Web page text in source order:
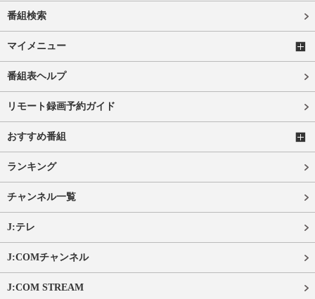
番組検索
マイメニュー
番組表ヘルプ
リモート録画予約ガイド
おすすめ番組
ランキング
チャンネル一覧
J:テレ
J:COMチャンネル
J:COM STREAM